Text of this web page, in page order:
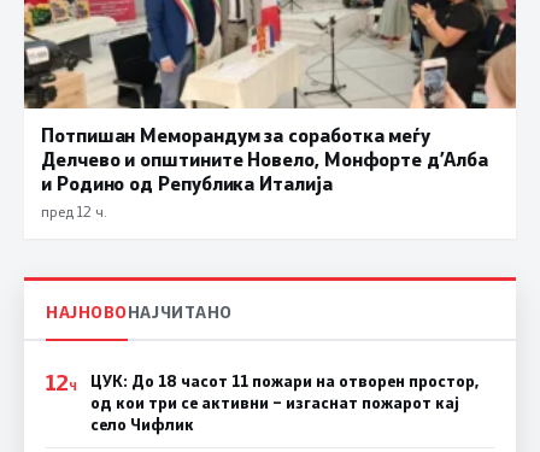
Потпишан Меморандум за соработка меѓу
Делчево и општините Новело, Монфорте д’Алба
и Родино од Република Италија
пред 12 ч.
НАЈНОВОНАЈЧИТАНО
12Ч
ЦУК: До 18 часот 11 пожари на отворен простор,
од кои три се активни – изгаснат пожарот кај
село Чифлик